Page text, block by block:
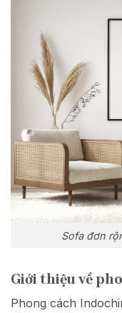
Sofa đơn
Giới thiệu về
Phong cách